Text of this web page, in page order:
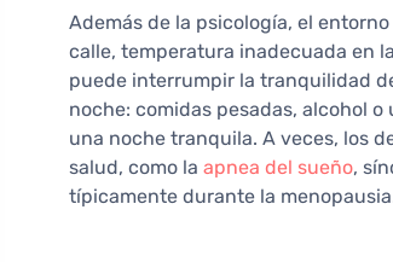
Además de la psicología, el
calle, temperatura inadecuada en
puede interrumpir la tranquilidad
noche: comidas pesadas, alcohol
una noche tranquila. A veces, los
salud, como la apnea del sueño,
típicamente durante la